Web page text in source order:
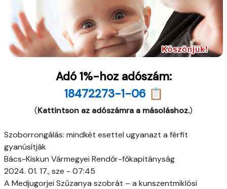
Adó 1%-hoz adószám:
18472273-1-06 📋
(Kattintson az adószámra a másoláshoz.)
Szoborrongálás: mindkét esettel ugyanazt a férfit
gyanúsítják
Bács-Kiskun Vármegyei Rendőr-főkapitányság
2024. 01. 17., sze - 07:45
A Medjugorjei Szűzanya szobrát – a kunszentmiklósi